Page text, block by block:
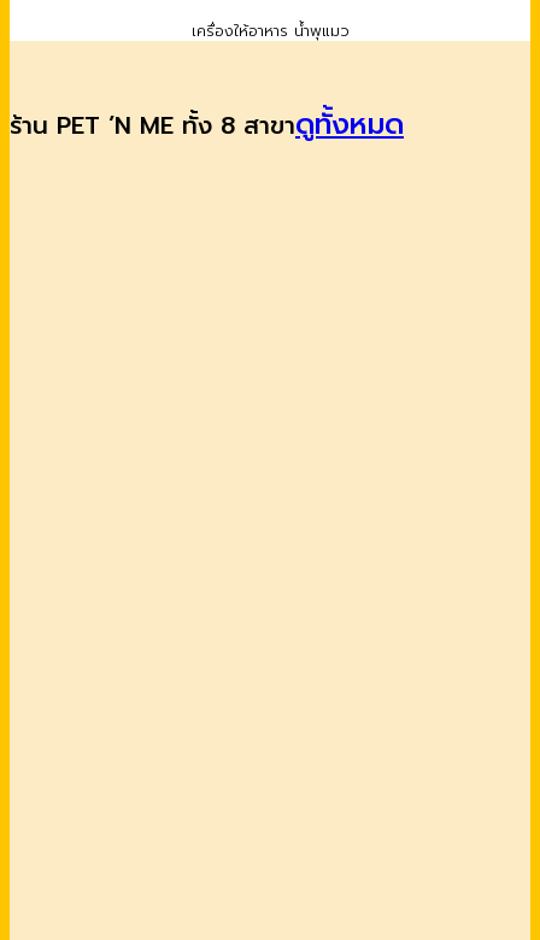
เครื่องให้อาหาร น้ำพุแมว
ร้าน PET ’N ME ทั้ง 8 สาขาดูทั้งหมด